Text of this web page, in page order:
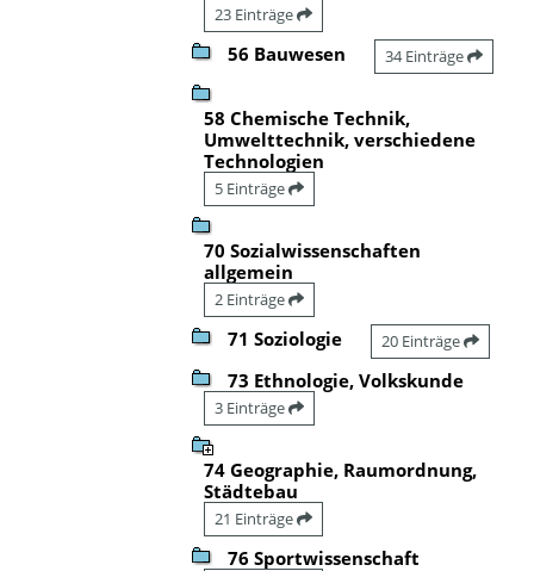
23 Einträge
56 Bauwesen 34 Einträge
58 Chemische Technik,
Umwelttechnik, verschiedene
Technologien
5 Einträge
70 Sozialwissenschaften
allgemein
2 Einträge
71 Soziologie 20 Einträge
73 Ethnologie, Volkskunde
3 Einträge
74 Geographie, Raumordnung,
Städtebau
21 Einträge
76 Sportwissenschaft